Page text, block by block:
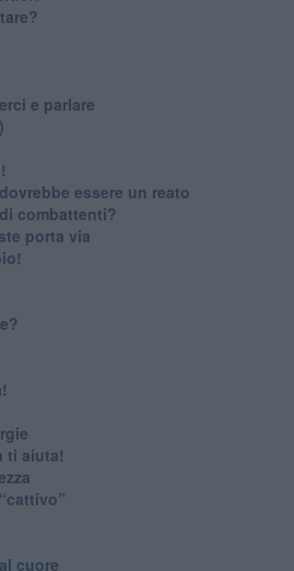
e parlare
essere un reato
combattenti?
porta via
ti aiuta!
cuore